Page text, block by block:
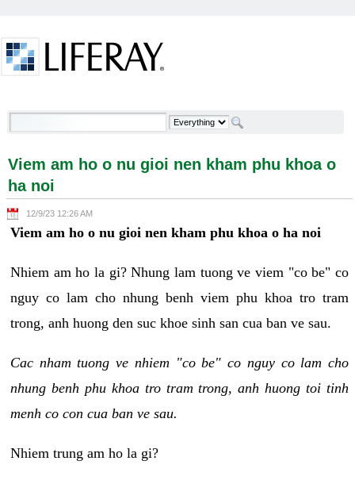
Viem am ho o nu gioi nen kham phu khoa o ha noi -
Viem am ho o nu gioi nen kham phu khoa o
ha noi
12/9/23 12:26 AM
Viem am ho o nu gioi nen kham phu khoa o ha noi
Nhiem am ho la gi? Nhung lam tuong ve viem "co be" co
nguy co lam cho nhung benh viem phu khoa tro tram
trong, anh huong den suc khoe sinh san cua ban ve sau.
Cac nham tuong ve nhiem "co be" co nguy co lam cho
nhung benh phu khoa tro tram trong, anh huong toi tinh
menh co con cua ban ve sau.
Nhiem trung am ho la gi?